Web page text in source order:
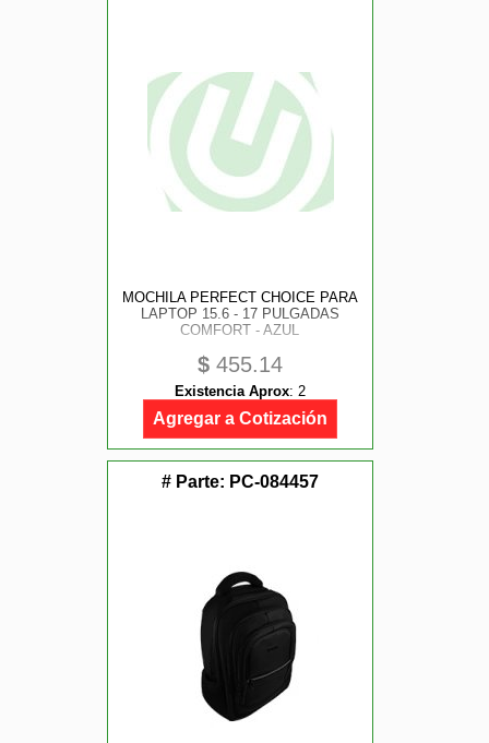
MOCHILA PERFECT CHOICE PARA
LAPTOP 15.6 - 17 PULGADAS
COMFORT - AZUL
$ 455.14
Existencia Aprox: 2
Agregar a Cotización
# Parte: PC-084457